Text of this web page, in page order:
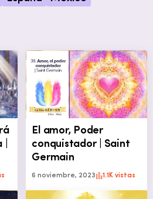
El amor, Poder
conquistador | Saint
Germain
6 noviembre, 2023 1.1K vistas